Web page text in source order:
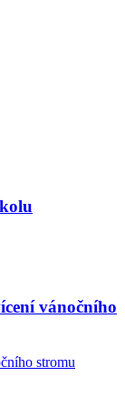
vánočního
stromu